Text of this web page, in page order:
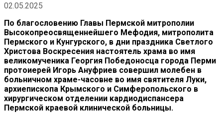
02.05.2025
По благословению Главы Пермской митрополии
Высокопреосвященнейшего Мефодия, митрополита
Пермского и Кунгурского, в дни праздника Светлого
Христова Воскресения настоятель храма во имя
великомученика Георгия Победоносца города Перми
протоиерей Игорь Ануфриев совершил молебен в
больничном храме-часовне во имя святителя Луки,
архиепископа Крымского и Симферопольского в
хирургическом отделении кардиодиспансера
Пермской краевой клинической больницы.